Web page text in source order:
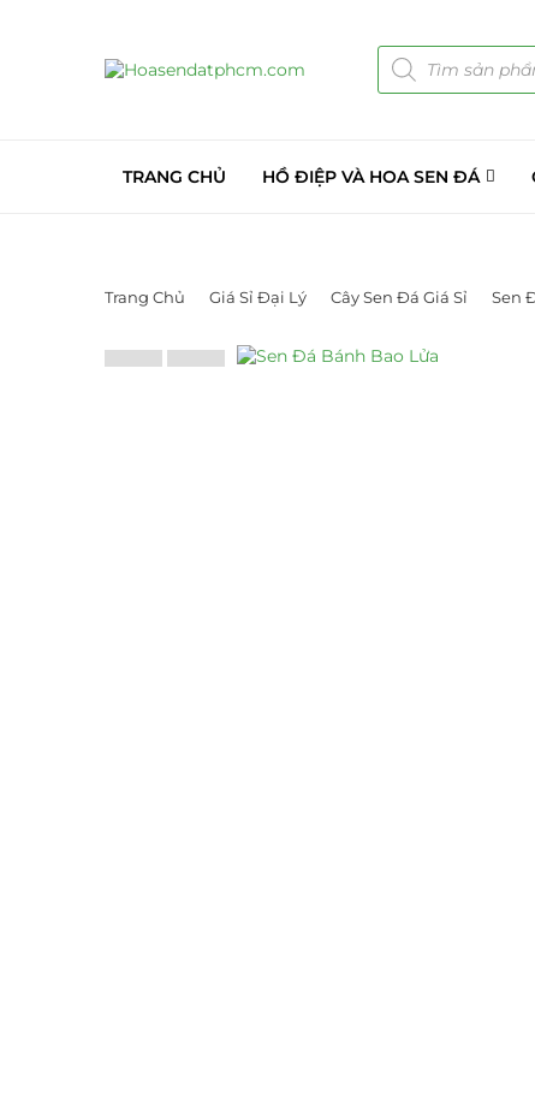
TRANG CHỦ HỒ ĐIỆP VÀ HOA SEN ĐÁ
Trang Chủ Giá Sỉ Đại Lý Cây Sen Đá Giá Sỉ Sen